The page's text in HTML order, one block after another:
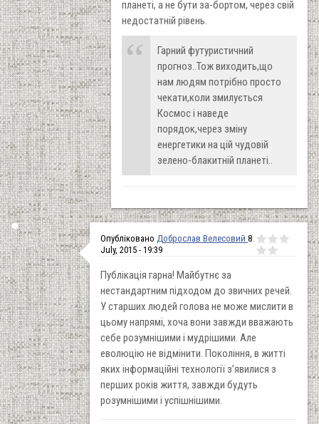
планеті, а не бути за-бортом, через свій
недостатній рівень.
Гарний футуристичний
прогноз..Тож виходить,що
нам людям потрібно просто
чекати,коли змилується
Космос і наведе
порядок,через зміну
енергетики на цій чудовій
зелено-блакитній планеті..
Опубліковано Доброслав Велесовий 8
July, 2015 - 19:39
Публікація гарна! Майбутнє за
нестандартним підходом до звичних речей.
У старших людей голова не може мислити в
цьому напрямі, хоча вони завжди вважають
себе розумнішими і мудрішими. Але
еволюцію не відмінити. Покоління, в житті
яких інформаційні технології з’явилися з
перших років життя, завжди будуть
розумнішими і успішнішими.